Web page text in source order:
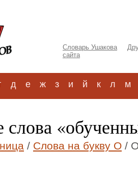
Словарь Ушакова
сайта
д е ж з и й к л м
слова
/ Слова на букву О /